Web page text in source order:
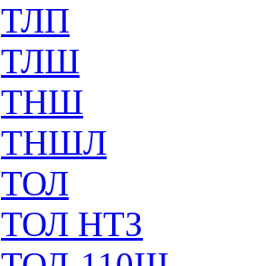
ТЛП
ТЛШ
ТНШ
ТНШЛ
ТОЛ
ТОЛ НТЗ